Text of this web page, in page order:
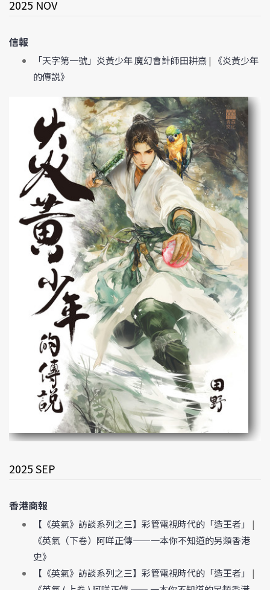
2025 NOV
信報
「天字第一號」炎黃少年 魔幻會計師田耕熹 |
《炎黃少年
的傳説》
2025 SEP
香港商報
【《英氣》訪談系列之三】彩管電視時代的「造王者」
|
《英氣（下卷）阿咩正傳——一本你不知道的另類香港
史》
【《英氣》訪談系列之三】彩管電視時代的「造王者」
|